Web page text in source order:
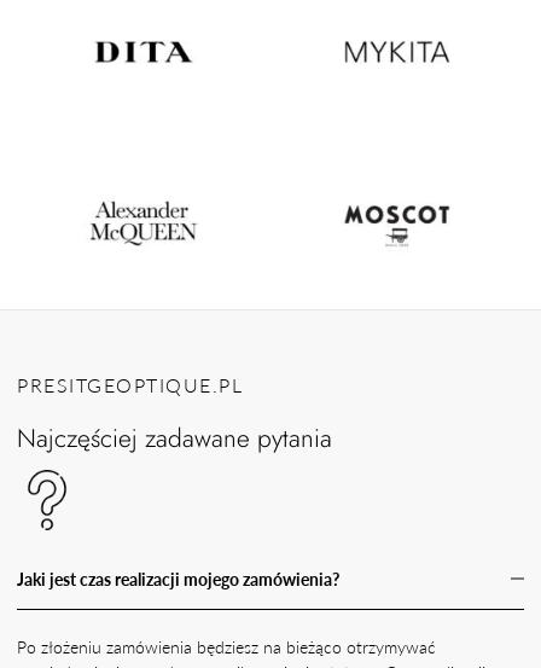
PRESITGEOPTIQUE.PL
Najczęściej zadawane pytania
Jaki jest czas realizacji mojego zamówienia?
Po złożeniu zamówienia będziesz na bieżąco otrzymywać